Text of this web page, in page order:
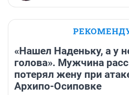
«Нашел Наденьку, а у
голова». Мужчина
потерял жену при
Архипо-Осиповке